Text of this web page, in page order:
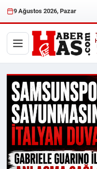
9 Ağustos 2026, Pazar
Haberhas —